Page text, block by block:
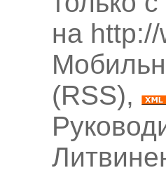
на
(RSS),